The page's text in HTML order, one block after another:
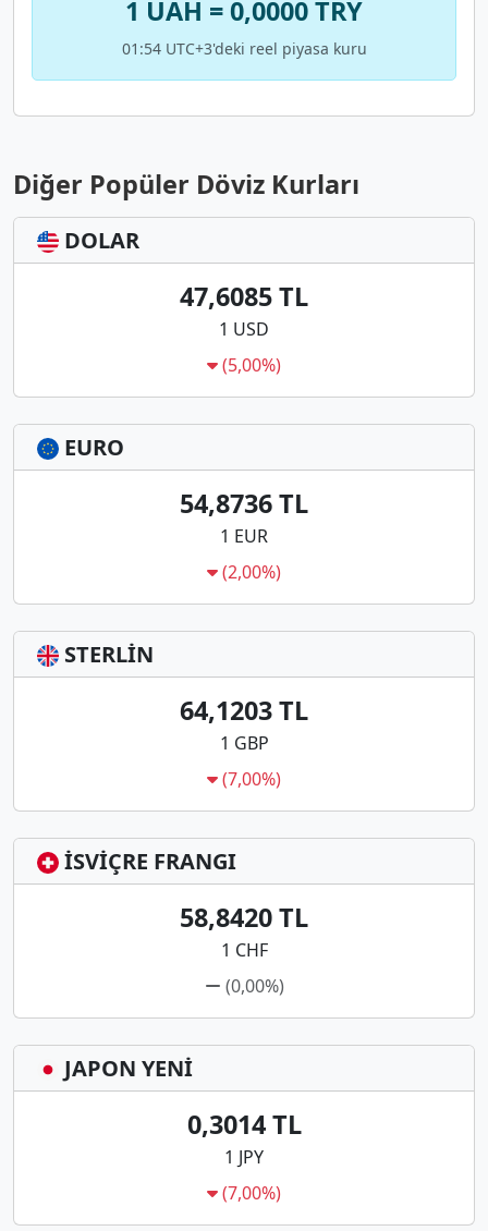
1 UAH = 0,0000 TRY
01:54 UTC+3'deki reel piyasa kuru
Diğer Popüler Döviz Kurları
DOLAR
47,6085 TL
1 USD
(5,00%)
EURO
54,8736 TL
1 EUR
(2,00%)
STERLİN
64,1203 TL
1 GBP
(7,00%)
İSVİÇRE FRANGI
58,8420 TL
1 CHF
(0,00%)
JAPON YENİ
0,3014 TL
1 JPY
(7,00%)